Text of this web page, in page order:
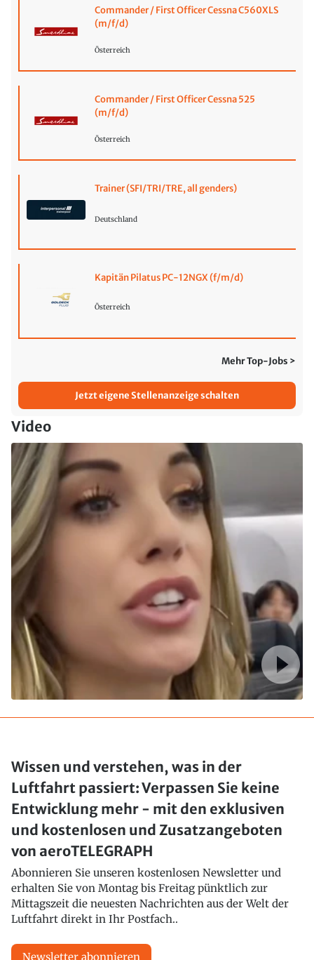
Commander / First Officer Cessna C560XLS
(m/f/d)
Österreich
Commander / First Officer Cessna 525
(m/f/d)
Österreich
Trainer (SFI/TRI/TRE, all genders)
Deutschland
Kapitän Pilatus PC-12NGX (f/m/d)
Österreich
Mehr Top-Jobs >
Jetzt eigene Stellenanzeige schalten
Video
Wissen und verstehen, was in der
Luftfahrt passiert: Verpassen Sie keine
Entwicklung mehr - mit den exklusiven
und kostenlosen und Zusatzangeboten
von aeroTELEGRAPH
Abonnieren Sie unseren kostenlosen Newsletter und
erhalten Sie von Montag bis Freitag pünktlich zur
Mittagszeit die neuesten Nachrichten aus der Welt der
Luftfahrt direkt in Ihr Postfach..
Newsletter abonnieren